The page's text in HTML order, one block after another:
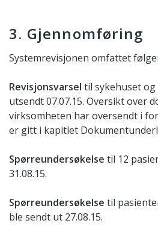
3. Gjennomføring
Systemrevisjonen omfattet
Revisjonsvarsel til sykehuset
utsendt 07.07.15. Oversikt over
virksomheten har oversendt i
er gitt i kapitlet
Spørreundersøkelse til 12
31.08.15.
Spørreundersøkelse til
ble sendt ut 27.08.15.